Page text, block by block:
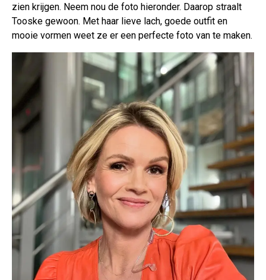
zien krijgen. Neem nou de foto hieronder. Daarop straalt
Tooske gewoon. Met haar lieve lach, goede outfit en
mooie vormen weet ze er een perfecte foto van te maken.